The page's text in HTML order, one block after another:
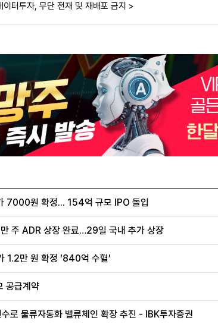
터투자, 무단 전재 및 재배포 금지 >
7000원 확정... 154억 규모 IPO 돌입
주 ADR 상장 완료…29일 국내 추가 상장
1.2만 원 확정 ‘840억 수혈’
공급계약
로 물류자동화 밸류체인 확장 추진 - IBK투자증권